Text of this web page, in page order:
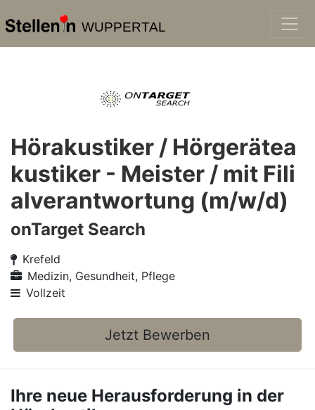
WUPPERTAL
Hörakustiker / Hörgerätea
kustiker - Meister / mit Fili
alverantwortung (m/w/d)
onTarget Search
Krefeld
Medizin, Gesundheit, Pflege
Vollzeit
Jetzt Bewerben
Ihre neue Herausforderung in der